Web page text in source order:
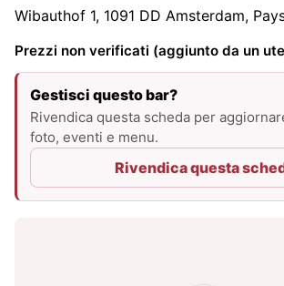
Wibauthof 1, 1091 DD Amsterdam,
Prezzi non verificati (aggiunto da un
Gestisci questo bar?
Rivendica questa scheda per
foto, eventi e menu.
Rivendica questa